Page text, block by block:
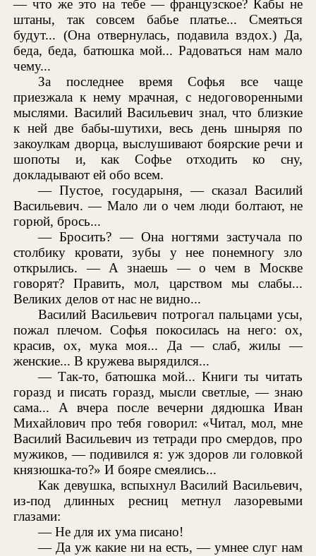
— что же это на тебе — французское? Кабы не
штаны, так совсем бабье платье... Смеяться
будут... (Она отвернулась, подавила вздох.) Да,
беда, беда, батюшка мой... Радоваться нам мало
чему...
За последнее время Софья все чаще
приезжала к нему мрачная, с недоговоренными
мыслями. Василий Васильевич знал, что близкие
к ней две бабы-шутихи, весь день шныряя по
закоулкам дворца, выслушивают боярские речи и
шопоты и, как Софье отходить ко сну,
докладывают ей обо всем.
— Пустое, государыня, — сказал Василий
Васильевич. — Мало ли о чем люди болтают, не
горюй, брось...
— Бросить? — Она ногтями застучала по
столбику кровати, зубы у нее понемногу зло
открылись. — А знаешь — о чем в Москве
говорят? Править, мол, царством мы слабы...
Великих делов от нас не видно...
Василий Васильевич потрогал пальцами усы,
пожал плечом. Софья покосилась на него: ох,
красив, ох, мука моя... Да — слаб, жилы —
женские... В кружева вырядился...
— Так-то, батюшка мой... Книги ты читать
горазд и писать горазд, мысли светлые, — знаю
сама... А вчера после вечерни дядюшка Иван
Михайлович про тебя говорил: «Читал, мол, мне
Василий Васильевич из тетради про смердов, про
мужиков, — подивился я: уж здоров ли головкой
князюшка-то?» И бояре смеялись...
Как девушка, вспыхнул Василий Васильевич,
из-под длинных ресниц метнул лазоревыми
глазами:
— Не для их ума писано!
— Да уж какие ни на есть, — умнее слуг нам